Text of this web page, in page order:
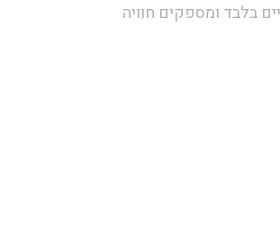
בלבד ומספקים חוויה